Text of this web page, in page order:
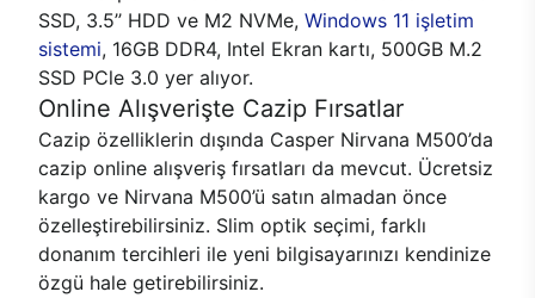
SSD, 3.5’’ HDD ve M2 NVMe, Windows 11 işletim
sistemi, 16GB DDR4, Intel Ekran kartı, 500GB M.2
SSD PCle 3.0 yer alıyor.
Online Alışverişte Cazip Fırsatlar
Cazip özelliklerin dışında Casper Nirvana M500’da
cazip online alışveriş fırsatları da mevcut. Ücretsiz
kargo ve Nirvana M500’ü satın almadan önce
özelleştirebilirsiniz. Slim optik seçimi, farklı
donanım tercihleri ile yeni bilgisayarınızı kendinize
özgü hale getirebilirsiniz.